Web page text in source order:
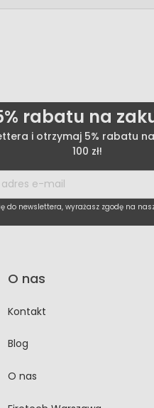
rabatu na
i otrzymaj 5% rabatu
100 zł!
do newslettera, wyrażasz zgodę na
O nas
Kontakt
Blog
O nas